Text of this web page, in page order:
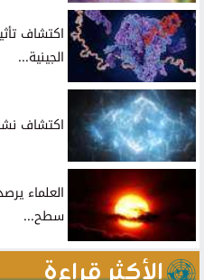
اكتشاف
الجينية...
اكتشاف
العلماء
سطح...